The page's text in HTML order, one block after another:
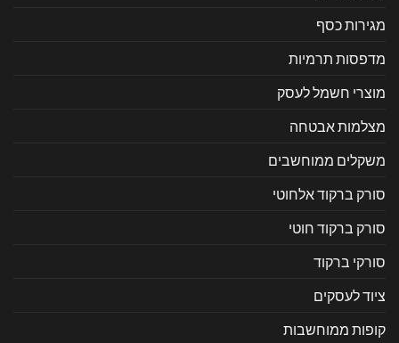
מגירות כסף
מדפסות תרמיות
מוצרי חשמל לעסק
מצלמות אבטחה
משקלים ממוחשבים
סורק ברקוד אלחוטי
סורק ברקוד חוטי
סורקי ברקוד
ציוד לעסקים
קופות ממוחשבות